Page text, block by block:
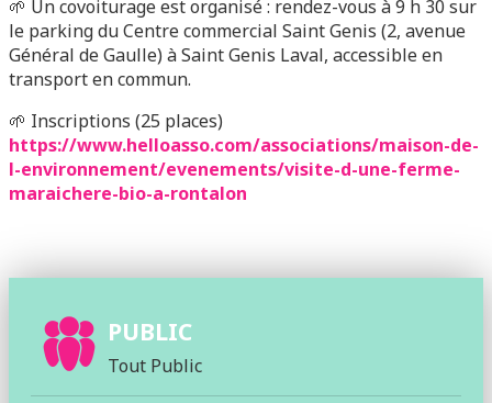
🌱 Un covoiturage est organisé : rendez-vous à 9 h 30 sur
le parking du Centre commercial Saint Genis (2, avenue
Général de Gaulle) à Saint Genis Laval, accessible en
transport en commun.
🌱 Inscriptions (25 places)
https://www.helloasso.com/associations/maison-de-
l-environnement/evenements/visite-d-une-ferme-
maraichere-bio-a-rontalon
PUBLIC
Tout Public